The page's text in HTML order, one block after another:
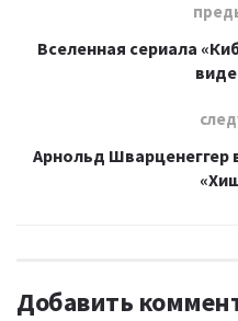
Вселенная сериала
Арнольд Шварценеггер
Добавить